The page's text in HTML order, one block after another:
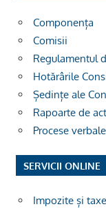
Componența
Comisii
Regulamentul
Hotărârile
Ședințe ale
Rapoarte de
Procese
SERVICII ONLINE
Impozite și taxe